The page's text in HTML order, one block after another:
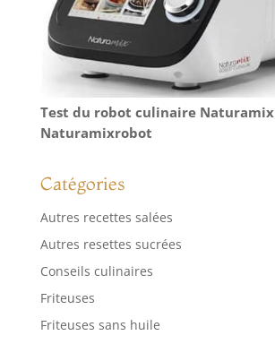
Test du robot culinaire Naturamix
Naturamixrobot
Catégories
Autres recettes salées
Autres resettes sucrées
Conseils culinaires
Friteuses
Friteuses sans huile